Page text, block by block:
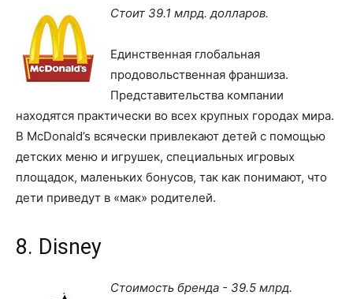
Стоит 39.1 млрд. долларов.
Единственная глобальная
продовольственная франшиза.
Представительства компании
находятся практически во всех крупных городах мира.
В McDonald’s всячески привлекают детей с помощью
детских меню и игрушек, специальных игровых
площадок, маленьких бонусов, так как понимают, что
дети приведут в «мак» родителей.
8. Disney
Стоимость бренда - 39.5 млрд.